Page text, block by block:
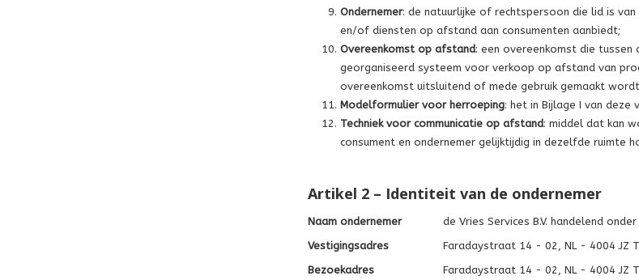
Ondernemer: de natuurlijke of rechtspersoon die lid is
en/of diensten op afstand aan consumenten aanbiedt;
Overeenkomst op afstand: een overeenkomst die tussen
georganiseerd systeem voor verkoop op afstand van
overeenkomst uitsluitend of mede gebruik gemaakt
Modelformulier voor herroeping: het in Bijlage I van deze
Techniek voor communicatie op afstand: middel dat kan
consument en ondernemer gelijktijdig in dezelfde ruimte
Artikel 2 – Identiteit van de ondernemer
Naam ondernemer
de Vries Services B.V. handelend
Vestigingsadres
Faradaystraat 14 - 02, NL - 4004 JZ
Bezoekadres
Faradaystraat 14 - 02, NL - 4004 JZ